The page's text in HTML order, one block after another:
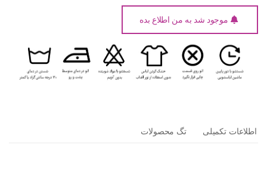
موجود شد به من اطلاع بده
اطلاعات تکمیلی تگ محصولات